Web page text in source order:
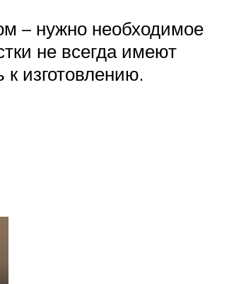
– нужно необходимое
не всегда имеют
изготовлению.